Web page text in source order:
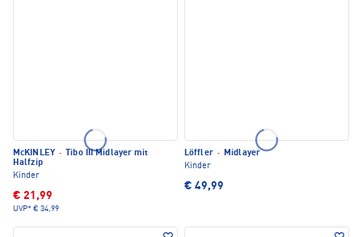
McKINLEY ·
Tibo III Midlayer mit
Halfzip
Kinder
€ 21,99
UVP* € 34,99
Löffler · Midlayer
Kinder
€ 49,99